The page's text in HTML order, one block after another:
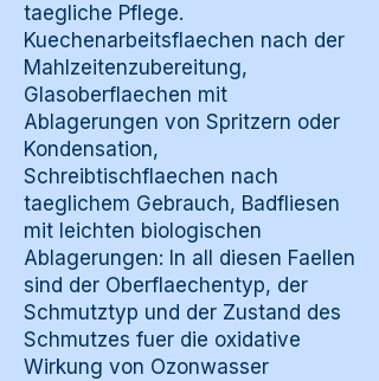
taegliche Pflege.
Kuechenarbeitsflaechen nach der
Mahlzeitenzubereitung,
Glasoberflaechen mit
Ablagerungen von Spritzern oder
Kondensation,
Schreibtischflaechen nach
taeglichem Gebrauch, Badfliesen
mit leichten biologischen
Ablagerungen: In all diesen Faellen
sind der Oberflaechentyp, der
Schmutztyp und der Zustand des
Schmutzes fuer die oxidative
Wirkung von Ozonwasser